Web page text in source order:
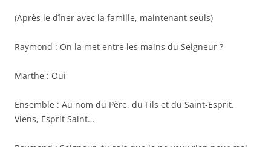
(Après le dîner avec la famille, maintenant seuls)
Raymond : On la met entre les mains du Seigneur ?
Marthe : Oui
Ensemble : Au nom du Père, du Fils et du Saint-Esprit.
Viens, Esprit Saint…